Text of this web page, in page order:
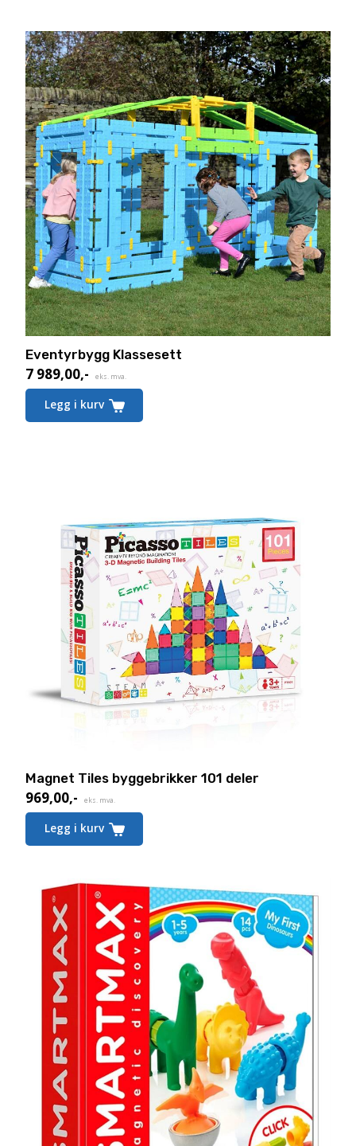
Eventyrbygg Klassesett
7 989,00,- eks. mva.
Legg i kurv
Magnet Tiles byggebrikker 101 deler
969,00,- eks. mva.
Legg i kurv